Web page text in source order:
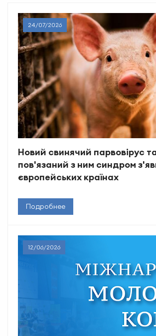
24/07/2026
Новий свинячий парвовірус
пов'язаний з ним синдром
європейських країнах
Подробнее
12/06/2026